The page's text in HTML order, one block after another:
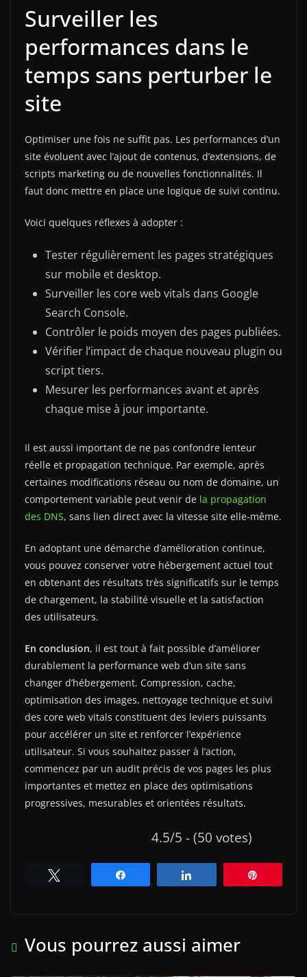
Surveiller les
performances dans le
temps sans perturber le
site
Optimiser une fois ne suffit pas. Les performances d’un
site évoluent avec l’ajout de contenus, d’extensions, de
scripts marketing ou de nouvelles fonctionnalités. Il
faut donc mettre en place une logique de suivi continu.
Voici quelques réflexes à adopter :
Tester régulièrement les pages stratégiques
sur mobile et desktop.
Surveiller les core web vitals dans Google
Search Console.
Contrôler le poids moyen des pages publiées.
Vérifier l’impact de chaque nouveau plugin ou
script tiers.
Mesurer les performances avant et après
chaque mise à jour importante.
Il est aussi important de ne pas confondre lenteur
réelle et propagation technique. Par exemple, après
certaines modifications réseau ou nom de domaine, un
comportement variable peut venir de la propagation
des DNS, sans lien direct avec la vitesse site elle-même.
En adoptant une démarche d’amélioration continue,
vous pouvez conserver votre hébergement actuel tout
en obtenant des résultats très significatifs sur le temps
de chargement, la stabilité visuelle et la satisfaction
des utilisateurs.
En conclusion, il est tout à fait possible d’améliorer
durablement la performance web d’un site sans
changer d’hébergement. Compression, cache,
optimisation des images, nettoyage technique et suivi
des core web vitals constituent des leviers puissants
pour accélérer un site et renforcer l’expérience
utilisateur. Si vous souhaitez passer à l’action,
commencez par un audit précis de vos pages les plus
importantes et mettez en place des optimisations
progressives, mesurables et orientées résultats.
4.5/5 - (50 votes)
Vous pourrez aussi aimer